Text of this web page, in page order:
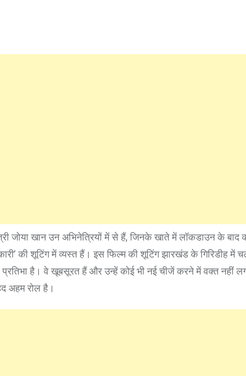
जोया खान उन अभिनेत्रियों में से हैं, जिनके खाते में लॉकडाउन के
की शूटिंग में व्‍यस्‍त हैं। इस फिल्‍म की शूटिंग झारखंड के गिरिडीह में
है। वे खूबसूरत हैं और उन्‍हें कोई भी नई चीजें करने में वक्‍त नहीं
अहम रोल है।